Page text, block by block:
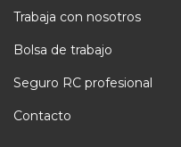
Trabaja con nosotros
Bolsa de trabajo
Seguro RC profesional
Contacto